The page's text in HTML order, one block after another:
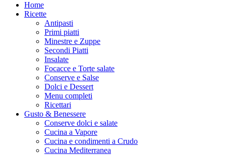
Home
Ricette
Antipasti
Primi piatti
Minestre e Zuppe
Secondi Piatti
Insalate
Focacce e Torte salate
Conserve e Salse
Dolci e Dessert
Menu completi
Ricettari
Gusto & Benessere
Conserve dolci e salate
Cucina a Vapore
Cucina e condimenti a Crudo
Cucina Mediterranea